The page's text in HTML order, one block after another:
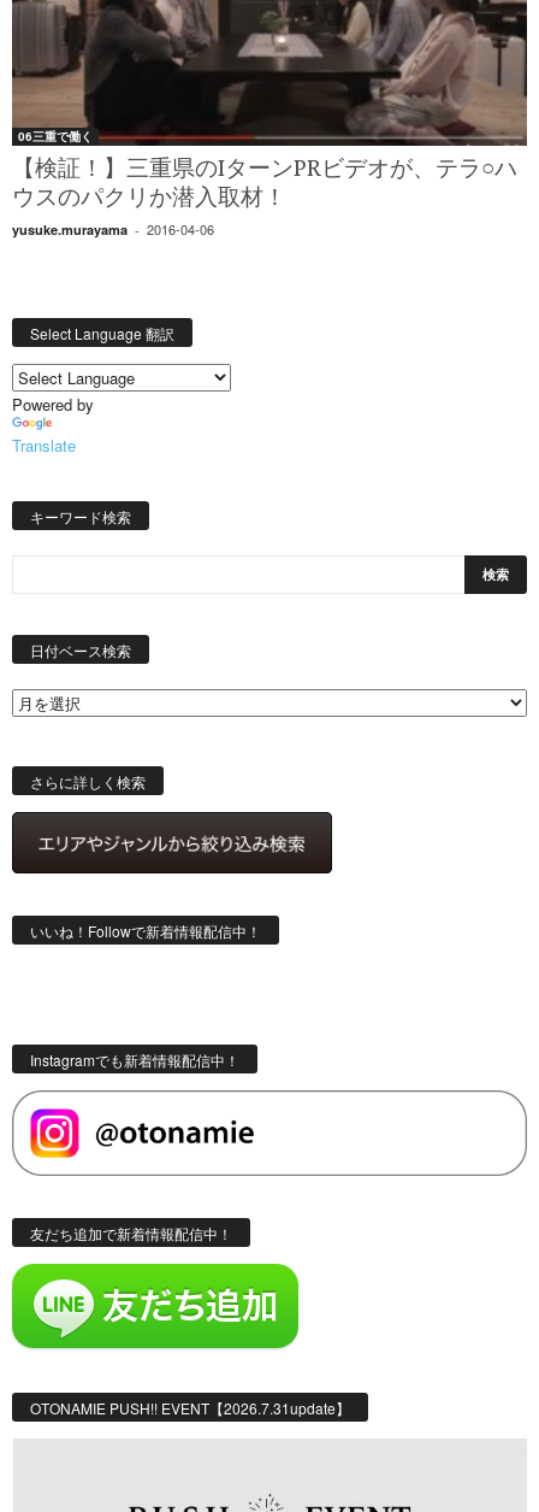
06三重で働く
【検証！】三重県のIターンPRビデオが、テラ○ハ
ウスのパクリか潜入取材！
yusuke.murayama - 2016-04-06
Select Language 翻訳
Powered by
Translate
キーワード検索
日付ベース検索
索
さらに詳しく検索
いいね！Followで新着情報配信中！
Instagramでも新着情報配信中！
友だち追加で新着情報配信中！
OTONAMIE PUSH!! EVENT【2026.7.31update】